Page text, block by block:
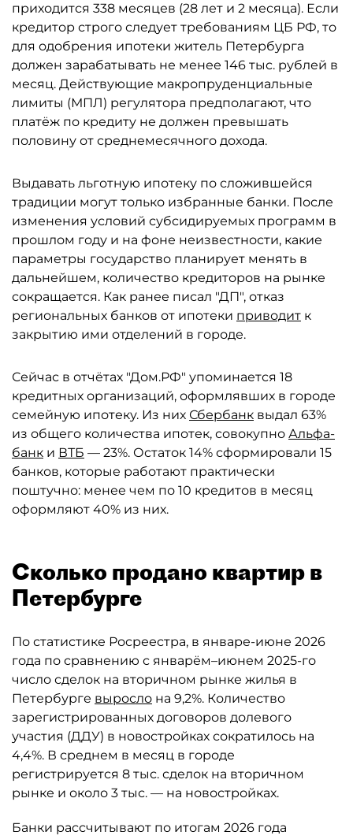
приходится 338 месяцев (28 лет и 2 месяца). Если
кредитор строго следует требованиям ЦБ РФ, то
для одобрения ипотеки житель Петербурга
должен зарабатывать не менее 146 тыс. рублей в
месяц. Действующие макропруденциальные
лимиты (МПЛ) регулятора предполагают, что
платёж по кредиту не должен превышать
половину от среднемесячного дохода.
Выдавать льготную ипотеку по сложившейся
традиции могут только избранные банки. После
изменения условий субсидируемых программ в
прошлом году и на фоне неизвестности, какие
параметры государство планирует менять в
дальнейшем, количество кредиторов на рынке
сокращается. Как ранее писал "ДП", отказ
региональных банков от ипотеки приводит к
закрытию ими отделений в городе.
Сейчас в отчётах "Дом.РФ" упоминается 18
кредитных организаций, оформлявших в городе
семейную ипотеку. Из них Сбербанк выдал 63%
из общего количества ипотек, совокупно Альфа-
банк и ВТБ — 23%. Остаток 14% сформировали 15
банков, которые работают практически
поштучно: менее чем по 10 кредитов в месяц
оформляют 40% из них.
Сколько продано квартир в
Петербурге
По статистике Росреестра, в январе-июне 2026
года по сравнению с январём–июнем 2025-го
число сделок на вторичном рынке жилья в
Петербурге выросло на 9,2%. Количество
зарегистрированных договоров долевого
участия (ДДУ) в новостройках сократилось на
4,4%. В среднем в месяц в городе
регистрируется 8 тыс. сделок на вторичном
рынке и около 3 тыс. — на новостройках.
Банки рассчитывают по итогам 2026 года